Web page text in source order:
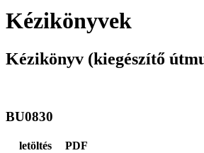
Kézikönyvek
Kézikönyv (kiegészítő
BU0830
letöltés
PDF